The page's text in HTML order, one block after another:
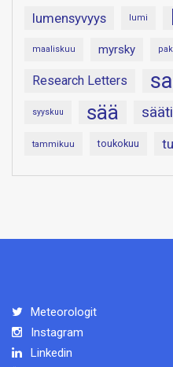
lumensyvyys lumi
maaliskuu myrsky
Research Letters
syyskuu sää
tammikuu toukokuu
Meteorologit
Instagram
Linkedin